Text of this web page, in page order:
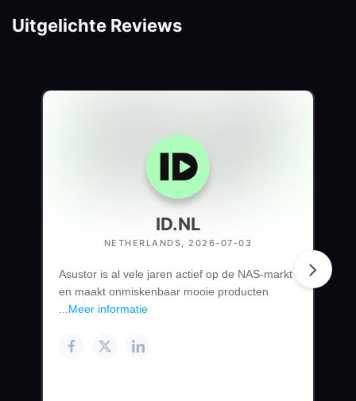
Uitgelichte Reviews
ID.NL
NETHERLANDS, 2026-07-03
Asustor is al vele jaren actief op de NAS-markt
en maakt onmiskenbaar mooie producten
Meer informatie